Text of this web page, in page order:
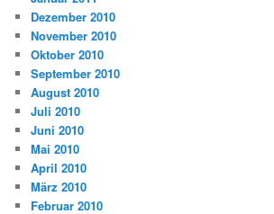
Dezember 2010
November 2010
Oktober 2010
September 2010
August 2010
Juli 2010
Juni 2010
Mai 2010
April 2010
März 2010
Februar 2010